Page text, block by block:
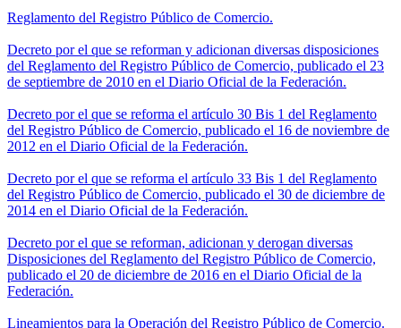
Reglamento del Registro Público de Comercio.
Decreto por el que se reforman y adicionan diversas disposiciones
del Reglamento del Registro Público de Comercio, publicado el 23
de septiembre de 2010 en el Diario Oficial de la Federación.
Decreto por el que se reforma el artículo 30 Bis 1 del Reglamento
del Registro Público de Comercio, publicado el 16 de noviembre de
2012 en el Diario Oficial de la Federación.
Decreto por el que se reforma el artículo 33 Bis 1 del Reglamento
del Registro Público de Comercio, publicado el 30 de diciembre de
2014 en el Diario Oficial de la Federación.
Decreto por el que se reforman, adicionan y derogan diversas
Disposiciones del Reglamento del Registro Público de Comercio,
publicado el 20 de diciembre de 2016 en el Diario Oficial de la
Federación.
Lineamientos para la Operación del Registro Público de Comercio.